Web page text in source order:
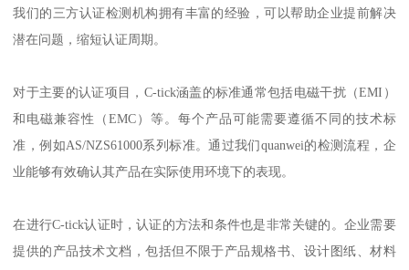
我们的三方认证检测机构拥有丰富的经验，可以帮助企业提前解决
潜在问题，缩短认证周期。
对于主要的认证项目，C-tick涵盖的标准通常包括电磁干扰（EMI）
和电磁兼容性（EMC）等。每个产品可能需要遵循不同的技术标
准，例如AS/NZS61000系列标准。通过我们quanwei的检测流程，企
业能够有效确认其产品在实际使用环境下的表现。
在进行C-tick认证时，认证的方法和条件也是非常关键的。企业需要
提供的产品技术文档，包括但不限于产品规格书、设计图纸、材料